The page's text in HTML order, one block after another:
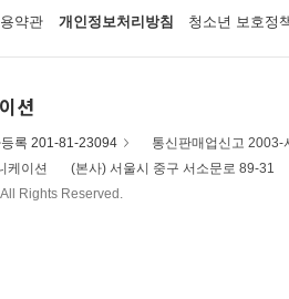
약관 개인정보처리방침 청소년 보호정
션
록 201-81-23094 통신판매업신고 2003-
케이션
(본사) 서울시 중구 서소문로 89-31
Rights Reserved.